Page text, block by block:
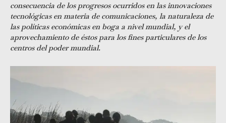
consecuencia de los progresos ocurridos en las innovaciones
tecnológicas en materia de comunicaciones, la naturaleza de
las políticas económicas en boga a nivel mundial, y el
aprovechamiento de éstos para los fines particulares de los
centros del poder mundial.